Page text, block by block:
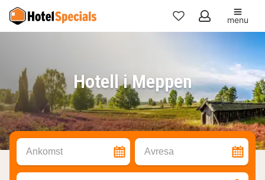
Mina
menu
Hotell i Meppen
Ankomst Avresa